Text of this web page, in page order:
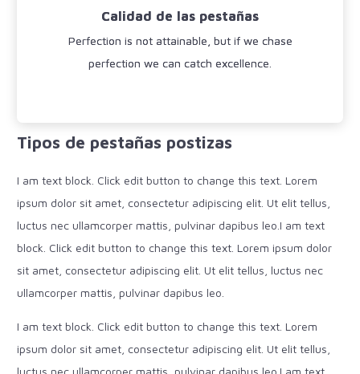
Calidad de las pestañas
Perfection is not attainable, but if we chase
perfection we can catch excellence.
Tipos de pestañas postizas
I am text block. Click edit button to change this text. Lorem
ipsum dolor sit amet, consectetur adipiscing elit. Ut elit tellus,
luctus nec ullamcorper mattis, pulvinar dapibus leo.I am text
block. Click edit button to change this text. Lorem ipsum dolor
sit amet, consectetur adipiscing elit. Ut elit tellus, luctus nec
ullamcorper mattis, pulvinar dapibus leo.
I am text block. Click edit button to change this text. Lorem
ipsum dolor sit amet, consectetur adipiscing elit. Ut elit tellus,